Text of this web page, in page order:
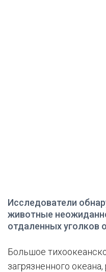
Исследователи
животные
отдаленных уголков
Большое
загрязненного